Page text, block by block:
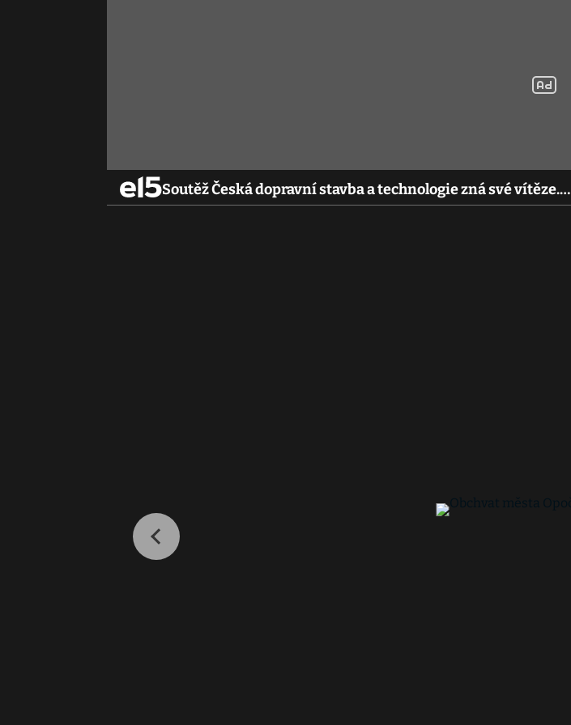
Soutěž Česká dopravní stavba a technologie zná své vítěze.…